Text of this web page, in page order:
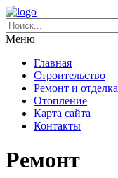
Меню
Главная
Строительство
Ремонт и отделка
Отопление
Карта сайта
Контакты
Ремонт